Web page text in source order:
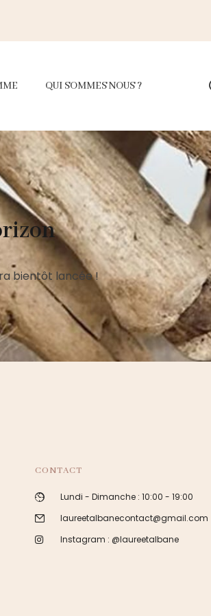
QUI SOMMES NOUS ?
bientôt lancée !
CONTACT
Lundi - Dimanche : 10:00 - 19:00
laureetalbanecontact@gmail.com
Instagram : @laureetalbane